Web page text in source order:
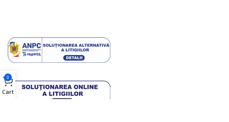
0
Cart